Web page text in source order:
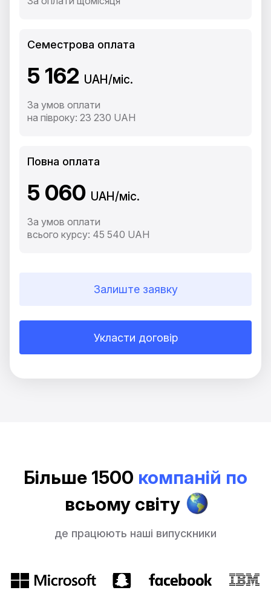
Семестрова оплата
5 162 UAH/міс.
За умов оплати
на півроку: 23 230 UAH
Повна оплата
5 060 UAH/міс.
За умов оплати
всього курсу: 45 540 UAH
Залиште заявку
Укласти договір
Більше 1500 компаній по
всьому світу
де працюють наші випускники